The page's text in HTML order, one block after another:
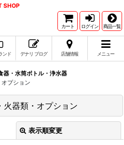
SHOP
カート ログイン 商品一覧
ンド デナリ ブログ 店舗情報 メニュー
器・水筒ボトル・浄水器
プション
器類・オプション
表示順変更